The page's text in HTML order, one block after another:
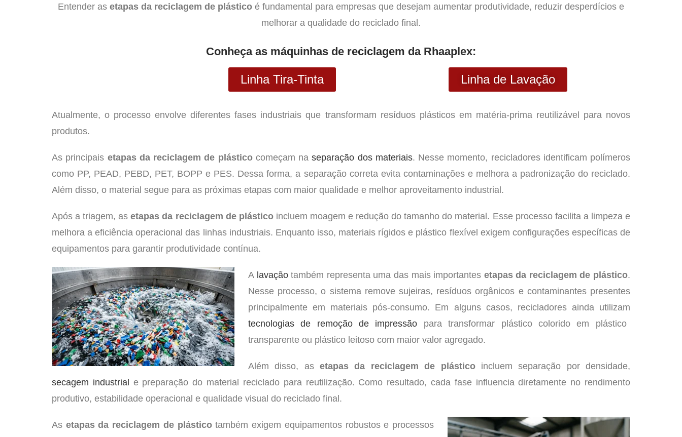
Entender as etapas da reciclagem de plástico é fundamental para empresas que desejam aumentar produtividade, reduzir desperdícios e
melhorar a qualidade do reciclado final.
Conheça as máquinhas de reciclagem da Rhaaplex:
Linha Tira-Tinta Linha de Lavação
Atualmente, o processo envolve diferentes fases industriais que transformam resíduos plásticos em matéria-prima reutilizável para novos
produtos.
As principais etapas da reciclagem de plásticocomeçam naseparação dos materiais. Nesse momento, recicladores identificam polímeros
como PP, PEAD, PEBD, PET, BOPP e PES. Dessa forma, a separação correta evita contaminações e melhora a padronização do reciclado.
Além disso, o material segue para as próximas etapas com maior qualidade e melhor aproveitamento industrial.
Após a triagem, asetapas da reciclagem de plásticoincluem moagem e redução do tamanho do material. Esse processo facilita a limpeza e
melhora a eficiência operacional das linhas industriais. Enquanto isso, materiais rígidos e plástico flexível exigem configurações específicas de
equipamentos para garantir produtividade contínua.
A lavaçãotambém representa uma das mais importantes etapas da reciclagem de plástico.
Nesse processo, o sistema remove sujeiras, resíduos orgânicos e contaminantes presentes
principalmente em materiais pós-consumo. Em alguns casos, recicladores ainda utilizam
tecnologias de remoção de impressão para transformar plástico colorido em plástico
transparente ou plástico leitoso com maior valor agregado.
Além disso, asetapas da reciclagem de plásticoincluem separação por densidade,
secagem industrial e preparação do material reciclado para reutilização. Como resultado, cada fase influencia diretamente no rendimento
produtivo, estabilidade operacional e qualidade visual do reciclado final.
As etapas da reciclagem de plásticotambém exigem equipamentos robustos e processos